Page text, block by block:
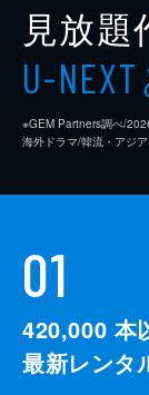
見放題
U-NEXT
※GEM Partners調べ/
海外ドラマ/韓流・アジ
01
420,000 本
最新レンタ